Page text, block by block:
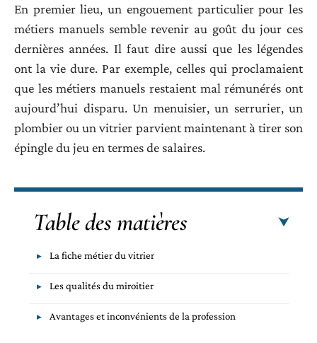
En premier lieu, un engouement particulier pour les
métiers manuels semble revenir au goût du jour ces
dernières années. Il faut dire aussi que les légendes
ont la vie dure. Par exemple, celles qui proclamaient
que les métiers manuels restaient mal rémunérés ont
aujourd’hui disparu. Un menuisier, un serrurier, un
plombier ou un vitrier parvient maintenant à tirer son
épingle du jeu en termes de salaires.
Table des matières
La fiche métier du vitrier
Les qualités du miroitier
Avantages et inconvénients de la profession